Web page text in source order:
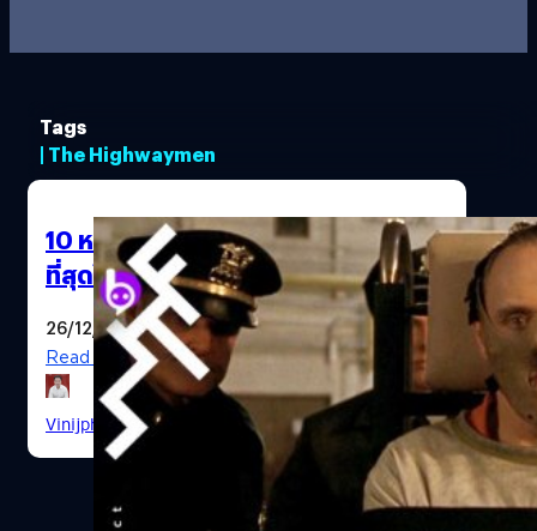
Tags
| The Highwaymen
10 หนัง “ฆาตกรต่อเนื่อง” ที่ยอดเยี่ยม
ที่สุดในรอบ 30 ปี
26/12/2019
Read More
Vinijphat Kanyapong | 2415 days ago